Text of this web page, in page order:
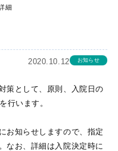
細
2020.10.12 お知らせ
策として、原則、入院日の
行います。
お知らせしますので、指定
なお、詳細は入院決定時に